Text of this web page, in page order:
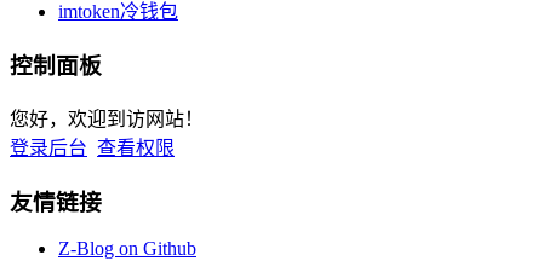
imtoken冷钱包
控制面板
您好，欢迎到访网站！
登录后台 查看权限
友情链接
Z-Blog on Github